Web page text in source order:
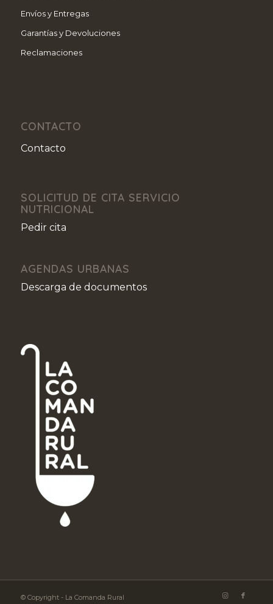
Envíos y Entregas
Garantías y Devoluciones
Reclamaciones
CONTACTO
Contacto
SOLICITUD DE CITA SERVICIO
NUTRICIONAL
Pedir cita
AGENDAS URBANAS
Descarga de documentos
© Copyright - La Comanda Rural